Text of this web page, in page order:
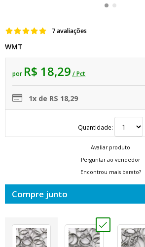
7 avaliações
WMT
por R$ 18,29 / Pct
1x de R$ 18,29
Quantidade:
Avaliar produto
Perguntar ao vendedor
Encontrou mais barato?
Compre junto